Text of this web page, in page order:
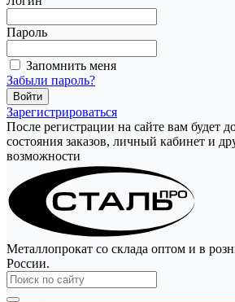
Пароль
Запомнить меня
Забыли пароль?
Зарегистрироваться
После регистрации на сайте вам будет
состояния заказов, личный кабинет и
возможности
Металлопрокат со склада оптом и в
России.